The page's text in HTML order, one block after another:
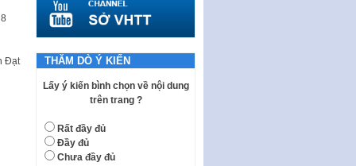
Đạt
HĐND, đại biểu HĐND thành…
Nghị quyết về một số chính sách
ưu đãi, hỗ trợ phát triển hạ tầng,
tổ chức…
Nghị quyết quy định một số nội
dung và định mức chi quản lý
hoạt động khoa…
Quy định mức tiền phạt đối với
một số hành vi vi phạm hành
THĂM DÒ Ý KIẾN
Lấy ý kiến bình chọn về nội dung
trên trang ?
Rất đầy đủ
Đầy đủ
Chưa đầy đủ